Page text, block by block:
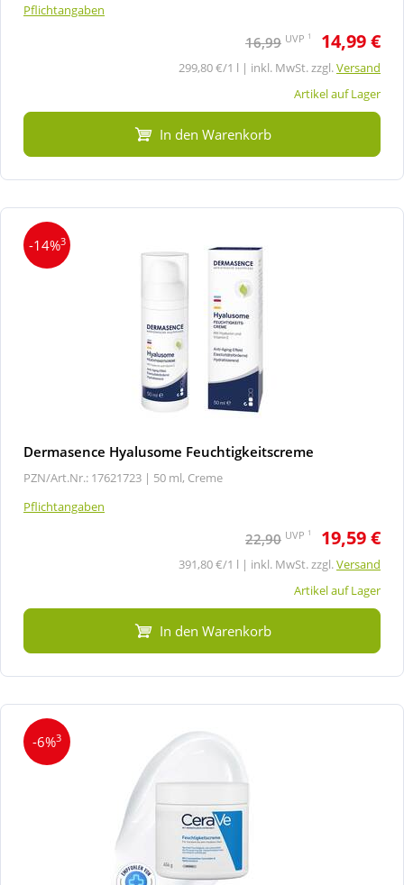
Pflichtangaben
16,99 UVP 1 14,99 €
299,80 €/1 l | inkl. MwSt. zzgl.Versand
Artikel auf Lager
In den Warenkorb
-14%3
Dermasence Hyalusome Feuchtigkeitscreme
PZN/Art.Nr.: 17621723 | 50 ml, Creme
Pflichtangaben
22,90 UVP 1 19,59 €
391,80 €/1 l | inkl. MwSt. zzgl.Versand
Artikel auf Lager
In den Warenkorb
-6%3